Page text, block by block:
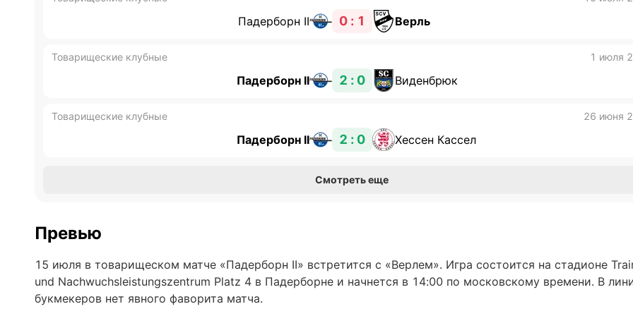
Падерборн II 0 : 1 Верль
Товарищеские клубные 1 июля
Падерборн II 2 : 0 Виденбрюк
Товарищеские клубные 26 июня
Падерборн II 2 : 0 Хессен Кассел
Смотреть еще
Превью
15 июля в товарищеском матче «Падерборн II» встретится с «Верлем». Игра состоится на стадионе
und Nachwuchsleistungszentrum Platz 4 в Падерборне и начнется в 14:00 по московскому времени. В
букмекеров нет явного фаворита матча.